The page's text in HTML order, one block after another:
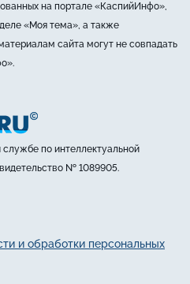
на портале «КаспийИнфо»,
«Моя тема», а также
сайта могут не совпадать
по интеллектуальной
№ 1089905.
и обработки персональных